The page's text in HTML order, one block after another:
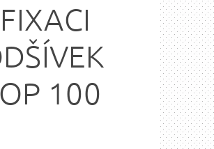
100